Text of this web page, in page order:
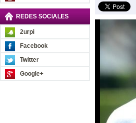
REDES SOCIALES
2urpi
Facebook
Twitter
Google+